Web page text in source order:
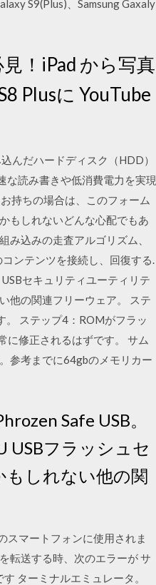
S9(Plus)、Samsung Gaxaly
！iPad から写真
Plusに YouTube
んだハードディスク（HDD）
読み書きや低消費電力を実現
持ちの場合は、このフォーム
もしれないどんな心配でもあ
み込みの走査アルゴリズム、
ンテンツを接続し、回復する.
セキュリティユーティリテ
他の関連フリーウェア。 ステ
。 ステップ4：ROMがフラッ
に修正されるはずです。 サム
参考までに64gbのメモリカー
Safe USB。
USBフラッシュセ
もしれない他の関
スマートフォンに使用されま
転送する時、次のエラーが サ
ターミナルエミュレータ。